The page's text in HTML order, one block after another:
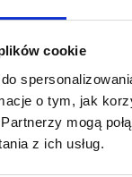
cookie
o tym, jak
mogą
z ich usług.
grafit, stal